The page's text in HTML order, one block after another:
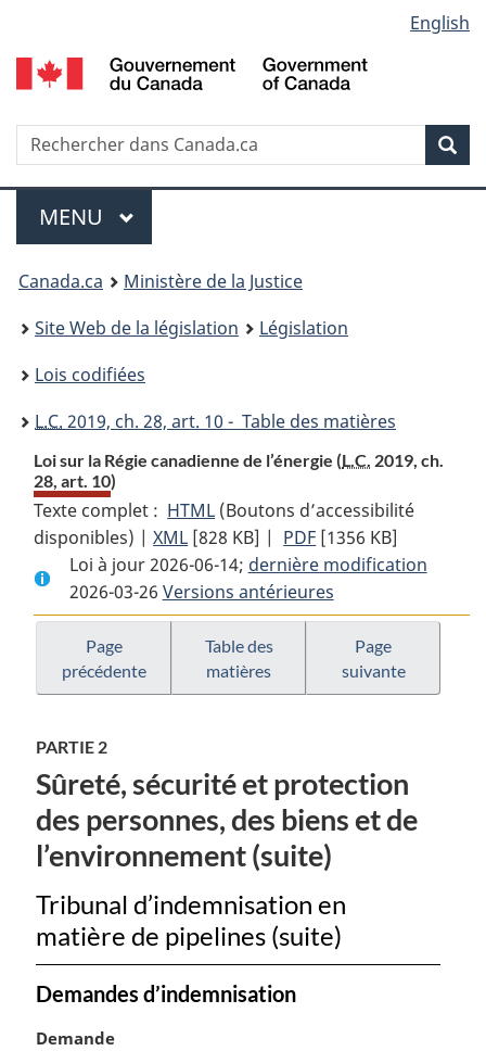
au
contenu
propos
de
la
HTML
simplifiée
selection
English
Recherche
Menu
MENU PRINCIPAL
You
are
here:
Canada.ca
Ministère de la Justice
Site Web de la législation
Législation
Lois codifiées
L.C. 2019, ch. 28, art. 10 - Table des matières
Loi sur la Régie canadienne de l’énergie (L.C. 2019, ch.
28, art. 10)
Texte complet : HTML Texte
complet
:
Loi
sur
la
Régie
canadienne
(Boutons d’accessibilité
disponibles) |XML Texte
complet
:
Loi
sur
Régie
l’énergie
[828 KB] | PDF Texte
complet
:
Loi
Régie
l’énergie
[1356 KB]
Loi à jour 2026-06-14; dernière modification
2026-03-26 Versions antérieures
Page
précédente
Table des
matières
Page
suivante
PARTIE 2
Sûreté, sécurité et protection
des personnes, des biens et de
l’environnement (suite)
Tribunal d’indemnisation en
matière de pipelines (suite)
Demandes d’indemnisation
N
Demande